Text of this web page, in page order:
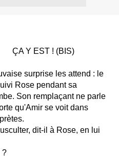
! (BIS)
surprise les attend : le
Rose pendant sa
Son remplaçant ne parle
qu'Amir se voit dans
dit-il à Rose, en lui
?